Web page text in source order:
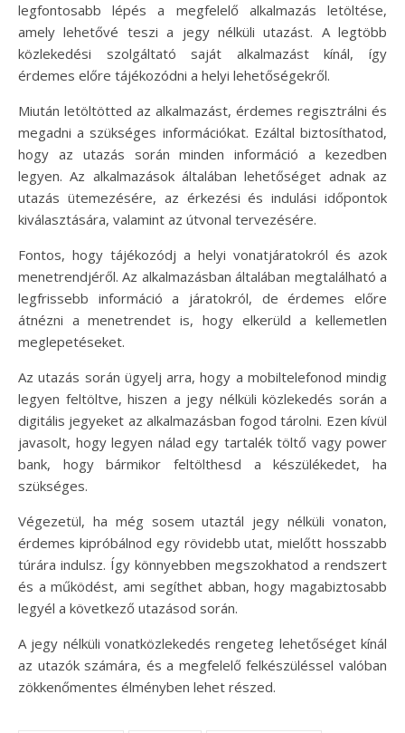
legfontosabb lépés a megfelelő alkalmazás letöltése,
amely lehetővé teszi a jegy nélküli utazást. A legtöbb
közlekedési szolgáltató saját alkalmazást kínál, így
érdemes előre tájékozódni a helyi lehetőségekről.
Miután letöltötted az alkalmazást, érdemes regisztrálni és
megadni a szükséges információkat. Ezáltal biztosíthatod,
hogy az utazás során minden információ a kezedben
legyen. Az alkalmazások általában lehetőséget adnak az
utazás ütemezésére, az érkezési és indulási időpontok
kiválasztására, valamint az útvonal tervezésére.
Fontos, hogy tájékozódj a helyi vonatjáratokról és azok
menetrendjéről. Az alkalmazásban általában megtalálható a
legfrissebb információ a járatokról, de érdemes előre
átnézni a menetrendet is, hogy elkerüld a kellemetlen
meglepetéseket.
Az utazás során ügyelj arra, hogy a mobiltelefonod mindig
legyen feltöltve, hiszen a jegy nélküli közlekedés során a
digitális jegyeket az alkalmazásban fogod tárolni. Ezen kívül
javasolt, hogy legyen nálad egy tartalék töltő vagy power
bank, hogy bármikor feltölthesd a készülékedet, ha
szükséges.
Végezetül, ha még sosem utaztál jegy nélküli vonaton,
érdemes kipróbálnod egy rövidebb utat, mielőtt hosszabb
túrára indulsz. Így könnyebben megszokhatod a rendszert
és a működést, ami segíthet abban, hogy magabiztosabb
legyél a következő utazásod során.
A jegy nélküli vonatközlekedés rengeteg lehetőséget kínál
az utazók számára, és a megfelelő felkészüléssel valóban
zökkenőmentes élményben lehet részed.